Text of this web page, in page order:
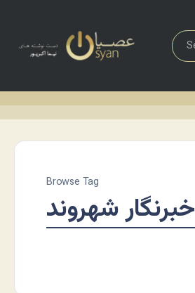
Browse Tag
خبرنگار شهروند